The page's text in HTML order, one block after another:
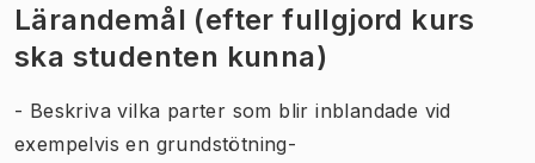
Lärandemål (efter fullgjord kurs
ska studenten kunna)
- Beskriva vilka parter som blir inblandade vid
exempelvis en grundstötning-